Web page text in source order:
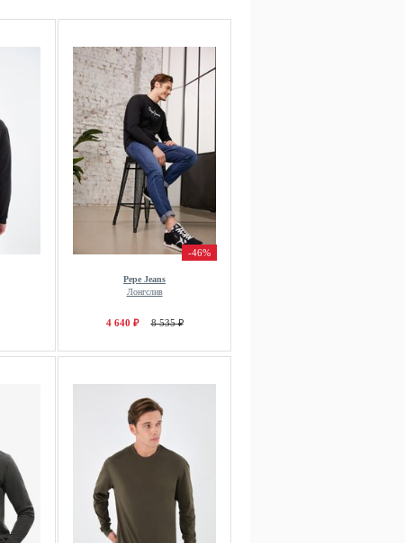
-46%
Pepe Jeans
Лонгслив
4 640 ₽ 8 535 ₽